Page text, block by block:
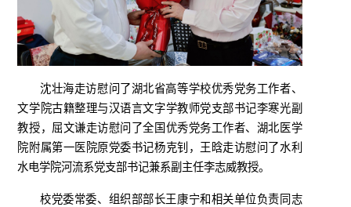
沈壮海走访慰问了湖北省高等学校优秀党务工作者、
文学院古籍整理与汉语言文字学教师党支部书记李寒光副
教授，屈文谦走访慰问了全国优秀党务工作者、湖北医学
院附属第一医院原党委书记杨克钊，王晗走访慰问了水利
水电学院河流系党支部书记兼系副主任李志威教授。
校党委常委、组织部部长王康宁和相关单位负责同志